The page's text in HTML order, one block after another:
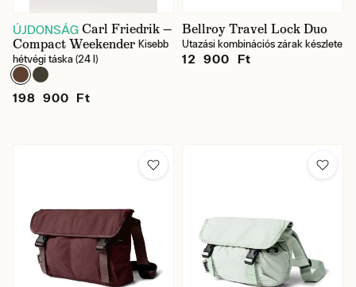
ÚJDONSÁG Carl Friedrik —
Compact Weekender Kisebb
hétvégi táska (24 l)
198 900 Ft
Bellroy Travel Lock Duo
Utazási kombinációs zárak készlete
12 900 Ft